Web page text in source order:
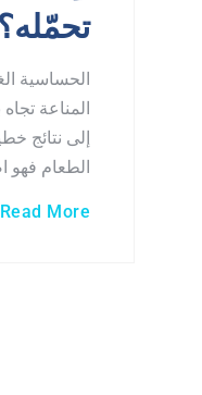
تحمّله؟
الحساسية
المناعة
إلى نتائج
الطعام
Read More